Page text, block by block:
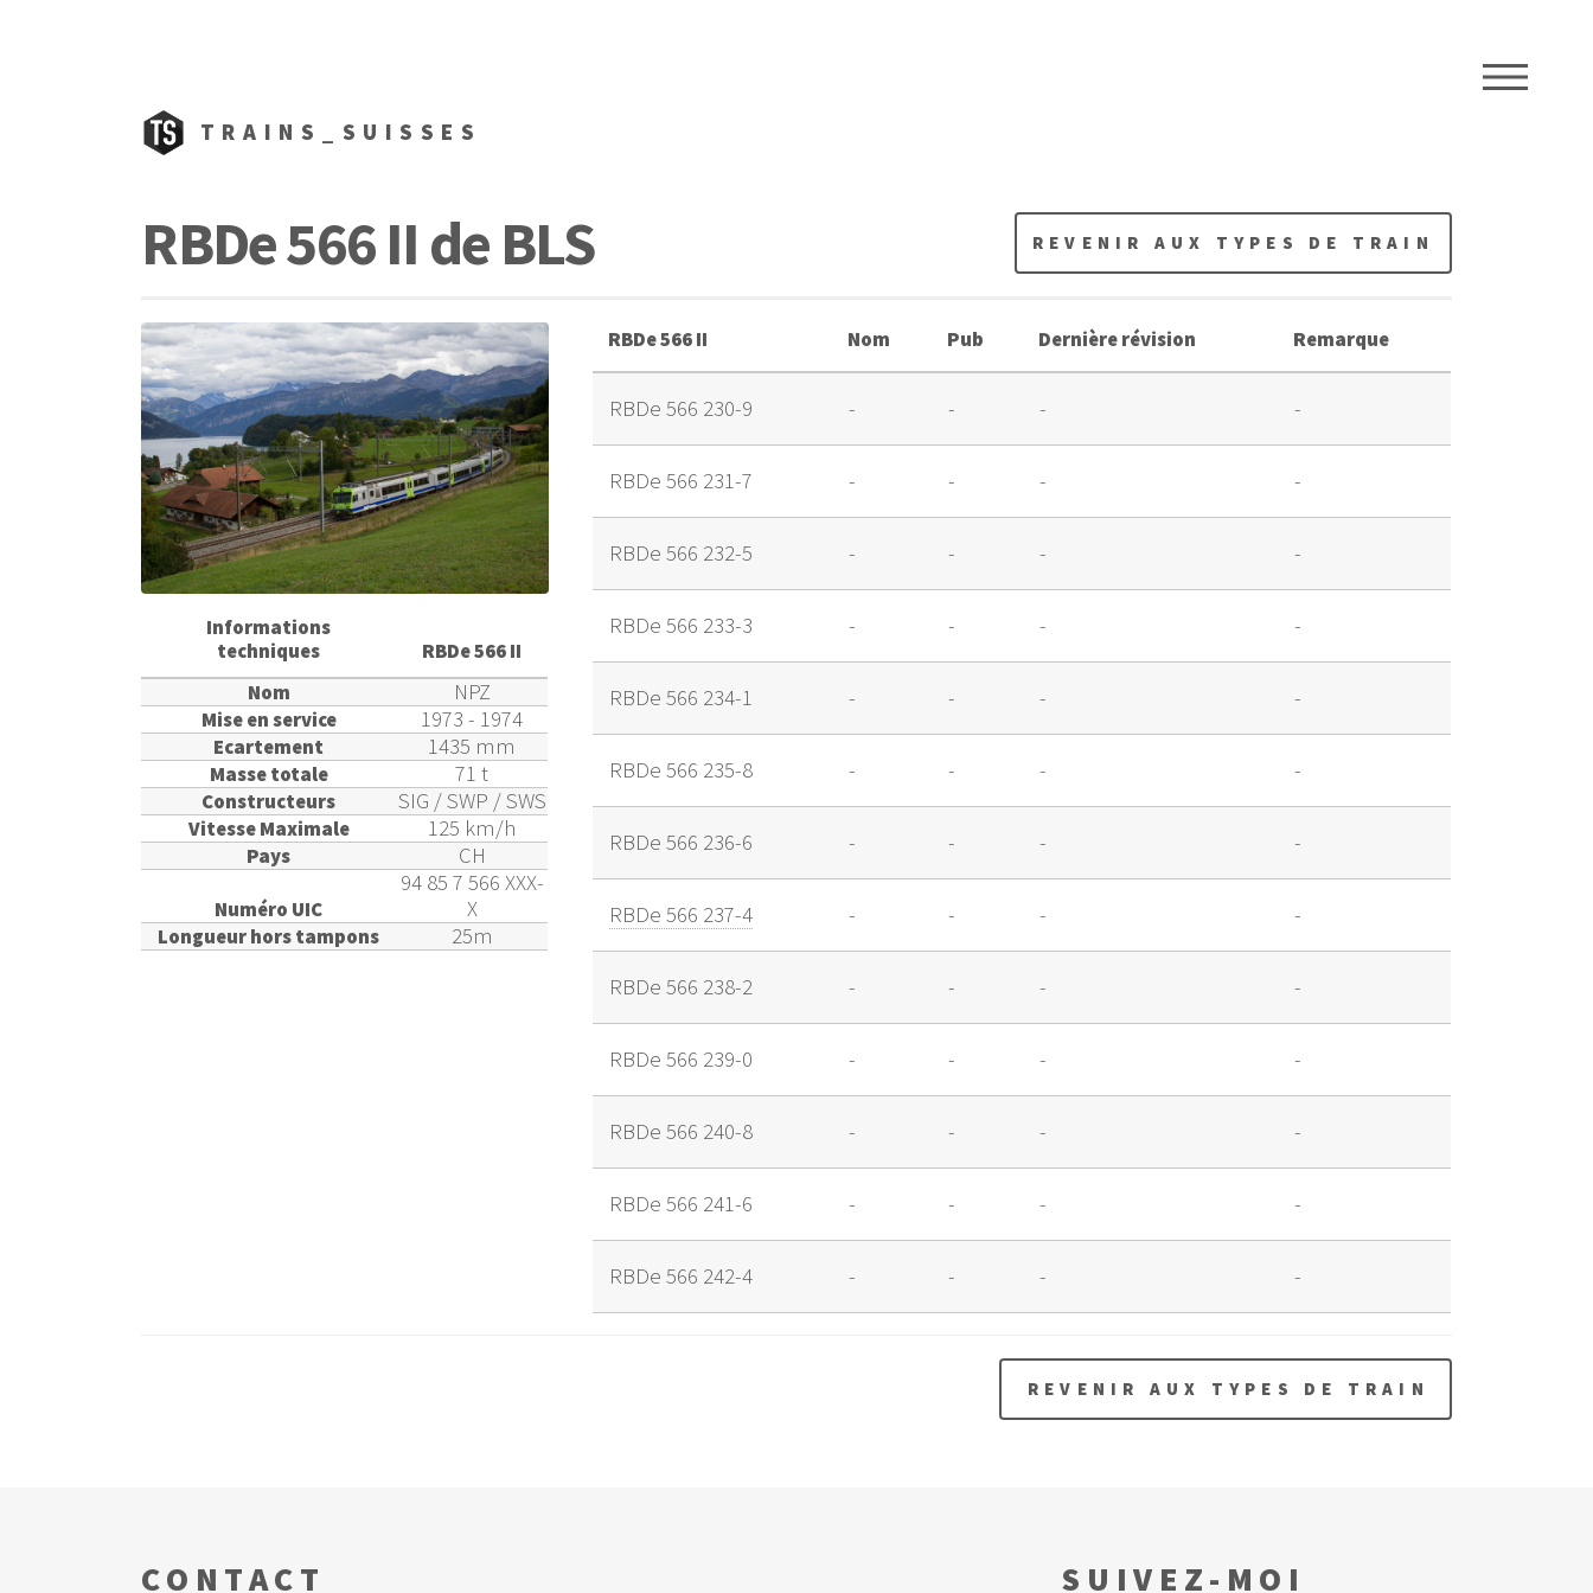
TRAINS_SUISSES
RBDe 566 II de BLS REVENIR AUX TYPES DE TRAIN
Informations
techniques
RBDe 566 II
Nom
NPZ
Mise en service 1973 - 1974
Ecartement 1435 mm
Masse totale 71 t
Constructeurs SIG / SWP / SWS
Vitesse Maximale 125 km/h
Pays CH
Numéro UIC
94 85 7 566 XXX-
X
Longueur hors tampons 25m
RBDe 566 II Nom Pub Dernière révision Remarque
RBDe 566 230-9 - - - -
RBDe 566 231-7 - - - -
RBDe 566 232-5 - - - -
RBDe 566 233-3 - - - -
RBDe 566 234-1 - - - -
RBDe 566 235-8 - - - -
RBDe 566 236-6 - - - -
RBDe 566 237-4 - - - -
RBDe 566 238-2 - - - -
RBDe 566 239-0 - - - -
RBDe 566 240-8 - - - -
RBDe 566 241-6 - - - -
RBDe 566 242-4 - - - -
REVENIR AUX TYPES DE TRAIN
CONTACT SUIVEZ-MOI